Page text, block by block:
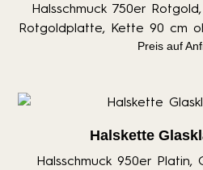
Halsschmuck 750er
Rotgoldplatte, Kette 90 cm
Preis auf
Halskette
Halsschmuck 950er Platin,